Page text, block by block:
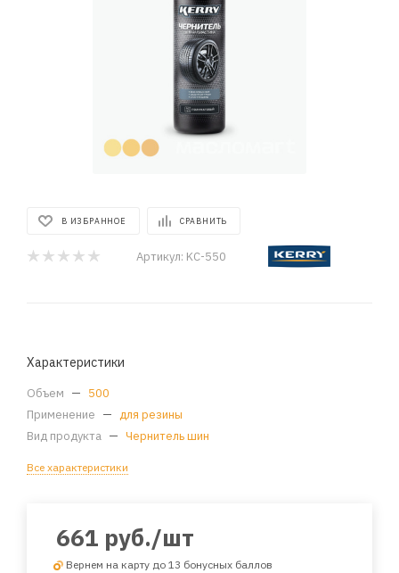
В ИЗБРАННОЕ СРАВНИТЬ
Артикул: KC-550
Характеристики
Объем — 500
Применение — для резины
Вид продукта — Чернитель шин
Все характеристики
661 руб./шт
Вернем на карту до 13 бонусных баллов